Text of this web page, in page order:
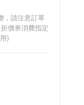
，請注意訂單
價券消費指定
)